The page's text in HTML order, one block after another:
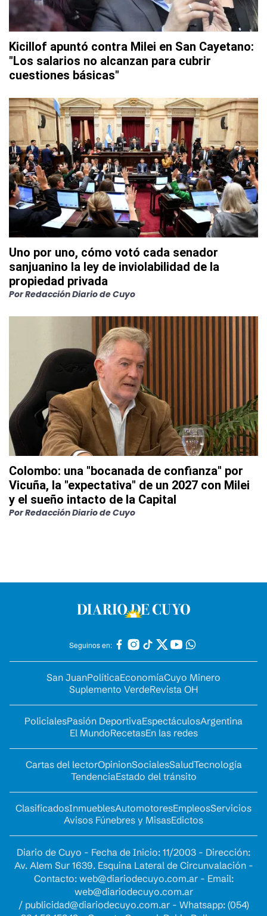
Kicillof apuntó contra Milei en San Cayetano:
"Los salarios no alcanzan para cubrir
cuestiones básicas"
Uno por uno, cómo votó cada senador
sanjuanino la ley de inviolabilidad de la
propiedad privada
PorRedacción Diario de Cuyo
Colombo: una "bocanada de confianza" por
Vicuña, la "expectativa" de un 2027 con Milei
y el sueño intacto de la Capital
PorRedacción Diario de Cuyo
Seguinos en:
San JuanPolíticaEconomíaCuyo Minero
Suplemento VerdeRevista OH
PolicialesPasión DeportivaEspectáculosArgentina
El MundoRecetasEn las redes
Cartas del lectorOpinionSocialesSaludTecnología
TendenciaEstado del tránsito
ClasificadosInmueblesAutomotoresEmpleosServicios
Avisos Fúnebres y MisasEdictos
Diario de Cuyo - Fecha de Inicio: 11/2003 - Dirección:
Av. Alem Sur 1639. Esquina Lateral de Circunvalación -
Contacto: web@diariodecuyo.com.ar- Email:
web@diariodecuyo.com.ar
/ publicidad@diariodecuyo.com.ar- Whatsapp: (054)